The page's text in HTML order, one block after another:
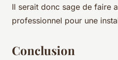
Il serait donc sage de faire
professionnel pour une
Conclusion